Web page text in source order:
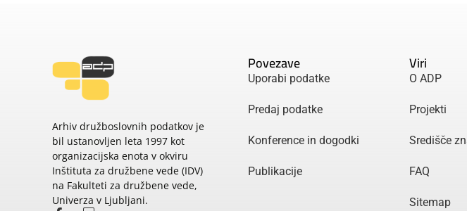
Arhiv družboslovnih podatkov je
bil ustanovljen leta 1997 kot
organizacijska enota v okviru
Inštituta za družbene vede (IDV)
na Fakulteti za družbene vede,
Univerza v Ljubljani.
Povezave
Uporabi podatke
Predaj podatke
Konference in dogodki
Publikacije
Viri
O ADP
Projekti
Središče
FAQ
Sitemap